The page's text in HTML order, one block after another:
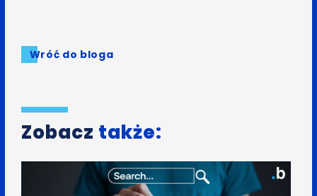
Wróć do bloga
Zobacz także: